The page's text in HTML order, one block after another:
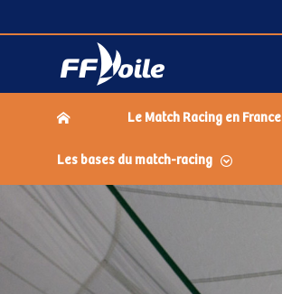
Le Match Racing en France
Les bases du match-racing